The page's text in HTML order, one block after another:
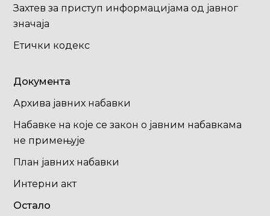
Захтев за приступ информацијама од јавног
значаја
Етички кодекс
Документа
Архива јавних набавки
Набавке на које се закон о јавним набавкама
не примењује
План јавних набавки
Интерни акт
Остало